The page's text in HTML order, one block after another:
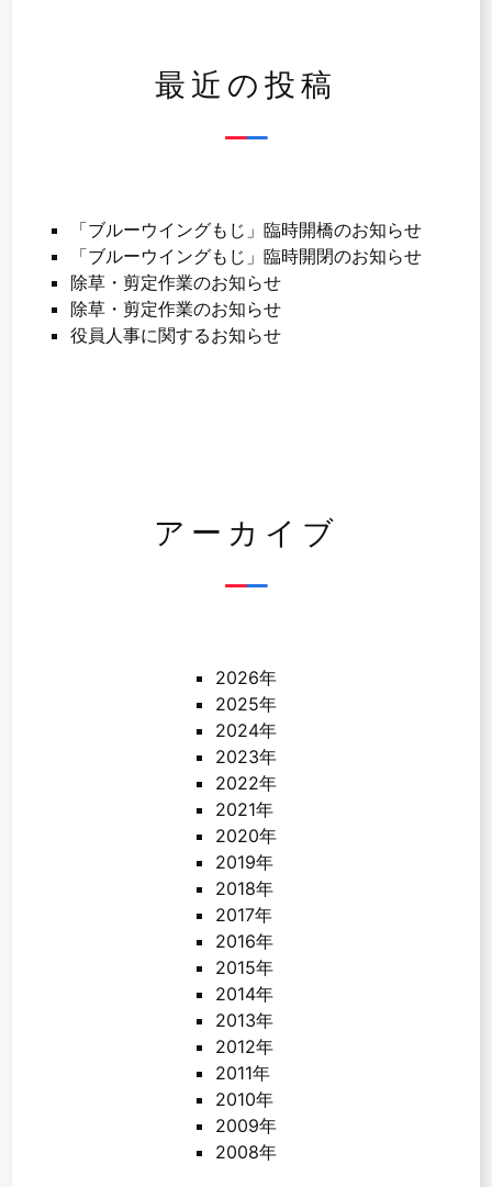
最近の投稿
「ブルーウイングもじ」臨時開橋のお知らせ
「ブルーウイングもじ」臨時開閉のお知らせ
除草・剪定作業のお知らせ
除草・剪定作業のお知らせ
役員人事に関するお知らせ
アーカイブ
2026年
2025年
2024年
2023年
2022年
2021年
2020年
2019年
2018年
2017年
2016年
2015年
2014年
2013年
2012年
2011年
2010年
2009年
2008年